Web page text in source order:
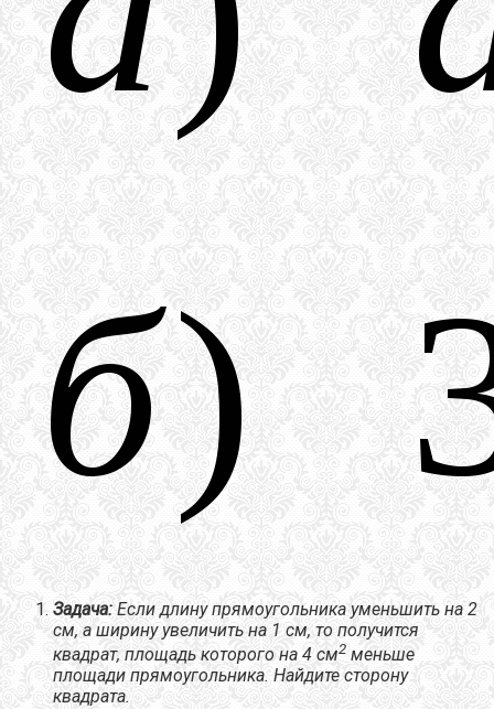
Задача: Если длину прямоугольника уменьшить на 2
см, а ширину увеличить на 1 см, то получится
квадрат, площадь которого на 4 см2 меньше
площади прямоугольника. Найдите сторону
квадрата.